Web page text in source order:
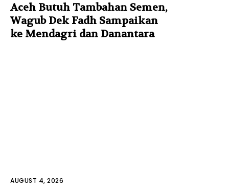
Aceh Butuh Tambahan Semen,
Wagub Dek Fadh Sampaikan
ke Mendagri dan Danantara
AUGUST 4, 2026